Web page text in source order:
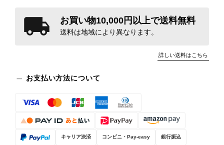
お買い物10,000円以上で送料無料
送料は地域により異なります。
詳しい送料はこちら
お支払い方法について
キャリア決済 コンビニ・Pay-easy 銀行振込